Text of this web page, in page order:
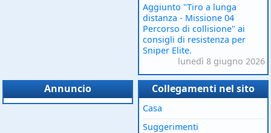
Aggiunto "Tiro a lunga
distanza - Missione 04
Percorso di collisione" ai
consigli di resistenza per
Sniper Elite.
lunedì 8 giugno 2026
Annuncio Collegamenti nel sito
Casa
Suggerimenti